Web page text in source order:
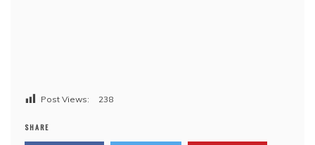
Post Views: 238
SHARE